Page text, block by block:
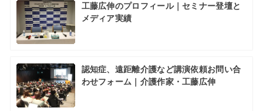
工藤広伸のプロフィール｜セミナー登壇と
メディア実績
認知症、遠距離介護など講演依頼お問い合
わせフォーム｜介護作家・工藤広伸